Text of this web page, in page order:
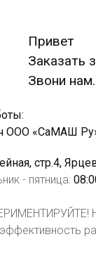
Привет
Заказать
Звони нам.
ООО «СаМАШ
стр.4,
- пятница: